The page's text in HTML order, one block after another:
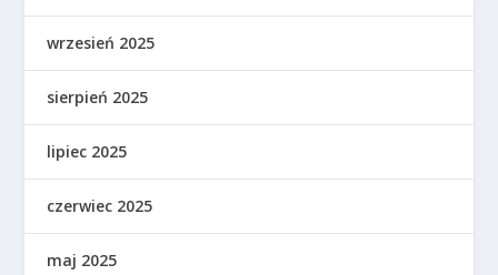
wrzesień 2025
sierpień 2025
lipiec 2025
czerwiec 2025
maj 2025